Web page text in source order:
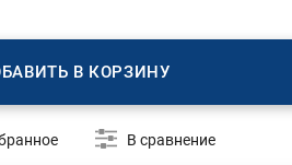
В КОРЗИНУ
В сравнение